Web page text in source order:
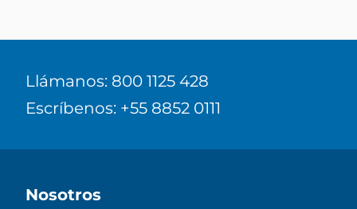
Llámanos: 800 1125 428
Escríbenos: +55 8852 0111
Nosotros